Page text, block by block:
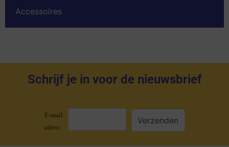
Accessoires
Schrijf je in voor de nieuwsbrief
E-mail
adres: